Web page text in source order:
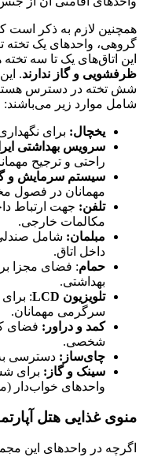
همچنین لازم به ذکر است
این اتاق‌های یک تا سه
ظرفشویی و گاز ندارند.
شش تخته در دسترس
شامل موارد زیر می‌باشند:
یخچال: برای
سرویس بهداشتی
راحتی و ترجیح
سیستم سرمایش و
مهمانان در فصول
تلفن: جهت ارتباط
مکالمات خارجی.
مبلمان: شامل
داخل اتاق.
حمام: فضای مجزا
بهداشتی.
تلویزیون LCD
: برای
سرگرمی مهمانان.
کمد و دراور: فضای
شخصی.
چای‌ساز: دسترسی
سینک و گاز: برای
واحدهای خواب‌دار (موجود
منوی غذایی هتل
اگرچه در واحدهای این